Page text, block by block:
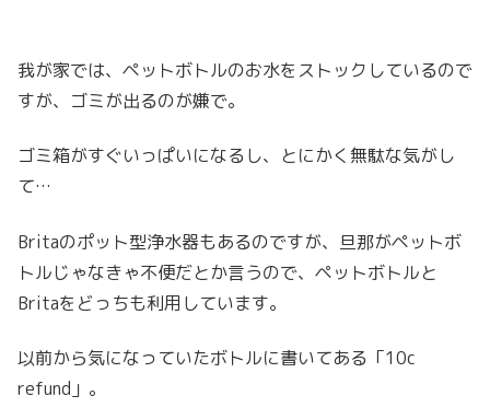
我が家では、ペットボトルのお水をストックしているので
すが、ゴミが出るのが嫌で。
ゴミ箱がすぐいっぱいになるし、とにかく無駄な気がし
て…
Britaのポット型浄水器もあるのですが、旦那がペットボ
トルじゃなきゃ不便だとか言うので、ペットボトルと
Britaをどっちも利用しています。
以前から気になっていたボトルに書いてある「10c
refund」。